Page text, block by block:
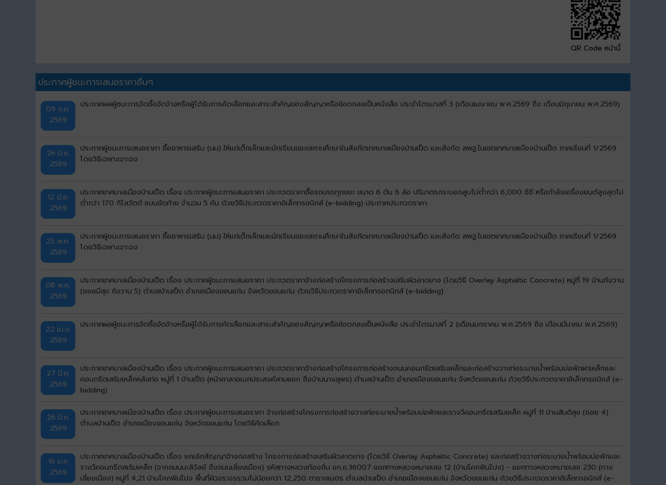
QR Code หน้านี้
ประกาศผู้ชนะการเสนอราคาอื่นๆ
09 ก.ค.
2569
ประกาศผลผู้ชนะการจัดซื้อจัดจ้างหรือผู้ได้รับการคัดเลือกและสาระสำคัญของสัญญาหรือข้อตกลงเป็นหนังสือ ประจำไตรมาสที่ 3 (เดือนเมษายน พ.ศ.2569 ถึง เดือนมิถุนายน พ.ศ.2569)
26 มิ.ย.
2569
ประกาศผู้ชนะการเสนอราคา ซื้ออาหารเสริม (นม) ให้แก่เด็กเล็กและนักเรียนของสถานศึกษาในสังกัดเทศบาลเมืองบ้านเป็ด และสังกัด สพฐ.ในเขตเทศบาลเมืองบ้านเป็ด ภาคเรียนที่ 1/2569
โดยวิธีเฉพาะเจาะจง
12 มิ.ย.
2569
ประกาศเทศบาลเมืองบ้านเป็ด เรื่อง ประกาศผู้ชนะการเสนอราคา ประกวดราคาซื้อรถบรรทุกขยะ ขนาด 6 ตัน 6 ล้อ ปริมาตรกระบอกสูบไม่ต่ำกว่า 6,000 ซีซี หรือกำลังเครื่องยนต์สูงสุดไม่
ต่ำกว่า 170 กิโลวัตต์ แบบอัดท้าย จำนวน 5 คัน ด้วยวิธีประกวดราคาอิเล็กทรอนิกส์ (e-bidding) ประกาศประกวดราคา
25 พ.ค.
2569
ประกาศผู้ชนะการเสนอราคา ซื้ออาหารเสริม (นม) ให้แก่เด็กเล็กและนักเรียนของสถานศึกษาในสังกัดเทศบาลเมืองบ้านเป็ด และสังกัด สพฐ.ในเขตเทศบาลเมืองบ้านเป็ด ภาคเรียนที่ 1/2569
โดยวิธีเฉพาะเจาะจง
08 พ.ค.
2569
ประกาศเทศบาลเมืองบ้านเป็ด เรื่อง ประกาศผู้ชนะการเสนอราคา ประกวดราคาจ้างก่อสร้างโครงการก่อสร้างเสริมผิวลาดยาง (โดยวิธี Overlay Asphaltic Concrete) หมู่ที่ 19 บ้านกังวาน
(ซอยมีสุข กังวาน 5) ตำบลบ้านเป็ด อำเภอเมืองขอนแก่น จังหวัดขอนแก่น ด้วยวิธีประกวดราคาอิเล็กทรอกนิกส์ (e-bidding)
22 เม.ย.
2569
ประกาศผลผู้ชนะการจัดซื้อจัดจ้างหรือผู้ได้รับการคัดเลือกและสาระสำคัญของสัญญาหรือข้อตกลงเป็นหนังสือ ประจำไตรมาสที่ 2 (เดือนมกราคม พ.ศ.2569 ถึง เดือนมีนาคม พ.ศ.2569)
27 มี.ค.
2569
ประกาศเทศบาลเมืองบ้านเป็ด เรื่อง ประกาศผู้ชนะการเสนอราคา ประกวดราคาจ้างก่อสร้างโครงการก่อสร้างถนนคอนกรีตเสริมเหล็กและก่อสร้างวางท่อระบายน้ำพร้อมบ่อพักฝาเหล็กและ
คอนกรีตเสริมเหล็กหลังท่อ หมู่ที่ 1 บ้านเป็ด (หน้าศาลาอเนกประสงค์สามแยก ถึงบ้านนางสุพร) ตำบลบ้านเป็ด อำเภอเมืองขอนแก่น จังหวัดขอนแก่น ด้วยวิธีประกวดราคาอิเล็กทรอนิกส์ (e-
bidding)
26 มี.ค.
2569
ประกาศเทศบาลเมืองบ้านเป็ด เรื่อง ประกาศผู้ชนะการเสนอราคา จ้างก่อสร้างโครงการก่อสร้างวางท่อระบายน้ำพร้อมบ่อพักและรางวีคอนกรีตเสริมเหล็ก หมู่ที่ 11 บ้านสันติสุข (ซอย 4)
ตำบลบ้านเป็ด อำเภอเมืองขอนแก่น จังหวัดขอนแก่น โดยวิธีคัดเลือก
16 ม.ค
2569
ประกาศเทศบาลเมืองบ้านเป็ด เรื่อง ยกเลิกสัญญาจ้างก่อสร้าง โครงการก่อสร้างเสริมผิวลาดยาง (โดยวิธี Overlay Asphaltic Concrete) และก่อสร้างวางท่อระบายน้ำพร้อมบ่อพักและ
รางวีคอนกรีตสเริมเหล็ก (จากถนนมะลิวัลย์ ถึงถนนเลี่ยงเมือง) รหัสทางหลวงท้องถิ่น ขก.ถ.36007 แยกทางหลวงหมายเลข 12 (บ้านโคกฟันโปง) - แยกทางหลวงหมายเลข 230 (ทาง
เลี่ยงเมือง) หมู่ที่ 4,21 บ้านโคกฟันโปง พื้นที่ผิวจราจรรวมไม่น้อยกว่า 12,250 ตารางเมตร ตำบลบ้านเป็ด อำเภอเมืองขอนแก่น จังหวัดขอนแก่น ด้วยวิธีประกวดราคาอิเล็กทรอนิกส์ (e-